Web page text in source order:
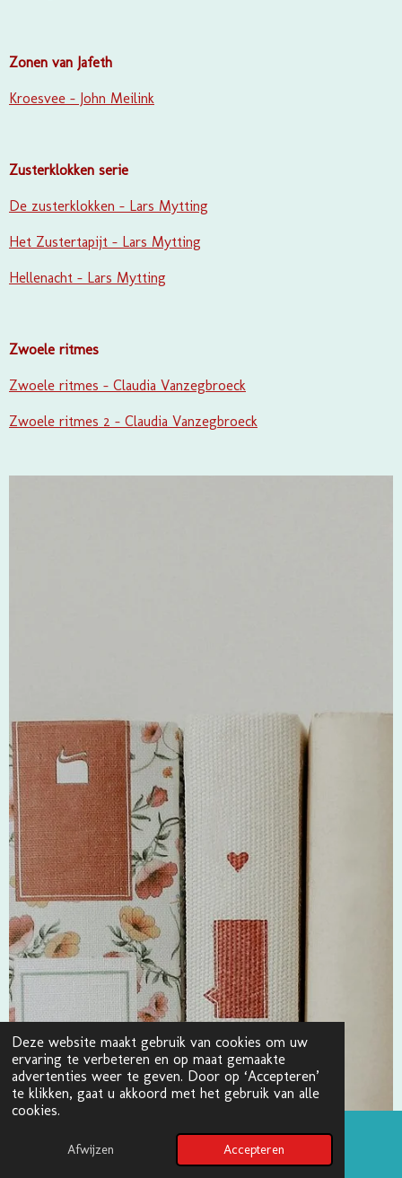
Deze website maakt gebruik van cookies om uw
ervaring te verbeteren en op maat gemaakte
advertenties weer te geven. Door op ‘Accepteren’
te klikken, gaat u akkoord met het gebruik van alle
cookies.
Afwijzen Accepteren
Zonen van Jafeth
Kroesvee - John Meilink
Zusterklokken serie
De zusterklokken - Lars Mytting
Het Zustertapijt - Lars Mytting
Hellenacht - Lars Mytting
Zwoele ritmes
Zwoele ritmes - Claudia Vanzegbroeck
Zwoele ritmes 2 - Claudia Vanzegbroeck